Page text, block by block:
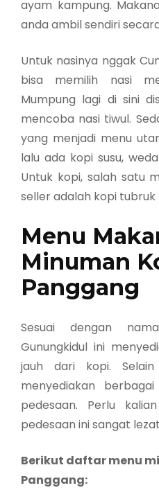
ayam kampung.
anda ambil sendiri
Untuk nasinya nggak
bisa memilih nasi
Mumpung lagi di sini
mencoba nasi tiwul.
yang menjadi menu
lalu ada kopi susu,
Untuk kopi, salah satu
seller adalah kopi tubruk
Menu
Minuman
Panggang
Sesuai dengan
Gunungkidul ini
jauh dari kopi.
menyediakan
pedesaan. Perlu
pedesaan ini sangat
Berikut daftar menu
Panggang: